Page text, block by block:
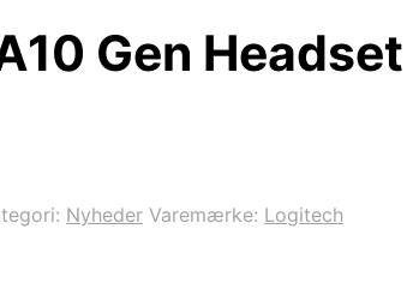
Gen
Nyheder Varemærke: Logitech